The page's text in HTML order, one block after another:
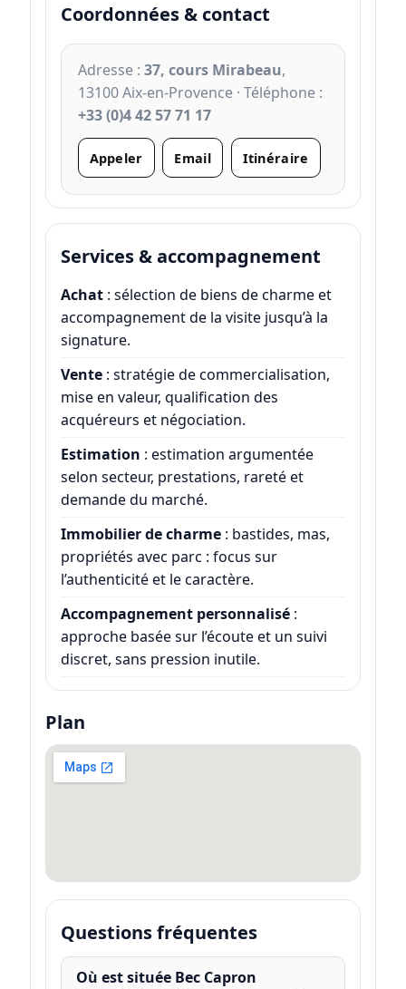
Coordonnées & contact
Adresse : 37, cours Mirabeau,
13100 Aix-en-Provence · Téléphone :
+33 (0)4 42 57 71 17
Appeler Email Itinéraire
Services & accompagnement
Achat: sélection de biens de charme et
accompagnement de la visite jusqu’à la
signature.
Vente: stratégie de commercialisation,
mise en valeur, qualification des
acquéreurs et négociation.
Estimation : estimation argumentée
selon secteur, prestations, rareté et
demande du marché.
Immobilier de charme: bastides, mas,
propriétés avec parc : focus sur
l’authenticité et le caractère.
Accompagnement personnalisé:
approche basée sur l’écoute et un suivi
discret, sans pression inutile.
Plan
Questions fréquentes
Où est située Bec Capron